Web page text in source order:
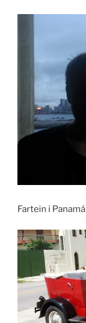
Fartein i Panamá